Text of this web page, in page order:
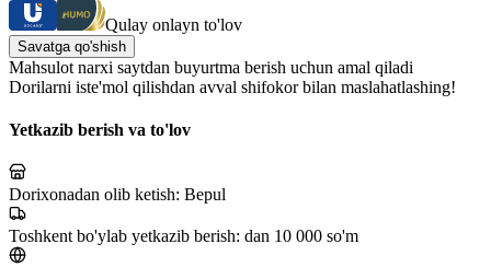
Qulay onlayn to'lov
Savatga qo'shish
Mahsulot narxi saytdan buyurtma berish uchun amal qiladi
Dorilarni iste'mol qilishdan avval shifokor bilan maslahatlashing!
Yetkazib berish va to'lov
Dorixonadan olib ketish: Bepul
Toshkent bo'ylab yetkazib berish: dan 10 000 so'm